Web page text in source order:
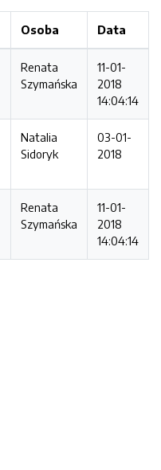
Osoba Data
Renata
Szymańska
11-01-
2018
14:04:14
Natalia
Sidoryk
03-01-
2018
Renata
Szymańska
11-01-
2018
14:04:14